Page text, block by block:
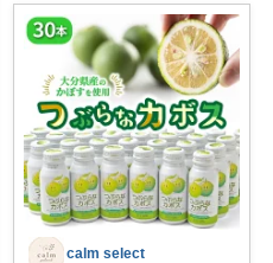
calm select